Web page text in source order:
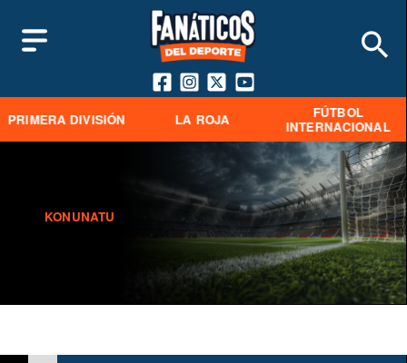
PRIMERA DIVISIÓN LA ROJA
FÚTBOL
INTERNACIONAL
KONUNATU